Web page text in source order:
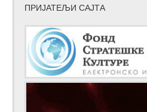
ПРИЈАТЕЉИ САЈТА